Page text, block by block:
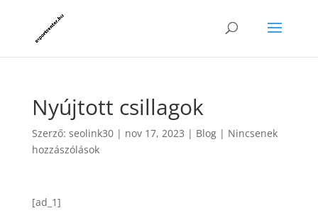
Nyújtott csillagok
Szerző: seolink30| nov 17, 2023 | Blog| Nincsenek
hozzászólások
[ad_1]